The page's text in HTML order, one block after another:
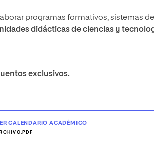
programas formativos, sistemas de
didácticas de ciencias y
exclusivos.
CALENDARIO ACADÉMICO